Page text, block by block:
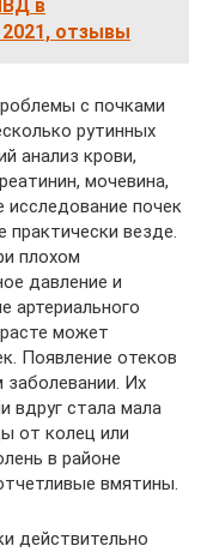
в
отзывы
с почками
рутинных
анализ крови,
мочевина,
исследование почек
везде.
плохом
давление и
артериального
может
Появление отеков
Их
вдруг стала мала
от колец или
в районе
вмятины.
действительно